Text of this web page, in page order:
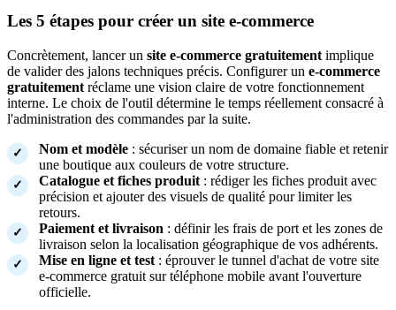
Les 5 étapes pour créer un site e-commerce
Concrètement, lancer un site e-commerce gratuitement implique
de valider des jalons techniques précis. Configurer un e-commerce
gratuitement réclame une vision claire de votre fonctionnement
interne. Le choix de l'outil détermine le temps réellement consacré à
l'administration des commandes par la suite.
Nom et modèle : sécuriser un nom de domaine fiable et retenir
une boutique aux couleurs de votre structure.
Catalogue et fiches produit : rédiger les fiches produit avec
précision et ajouter des visuels de qualité pour limiter les
retours.
Paiement et livraison : définir les frais de port et les zones de
livraison selon la localisation géographique de vos adhérents.
Mise en ligne et test : éprouver le tunnel d'achat de votre site
e-commerce gratuit sur téléphone mobile avant l'ouverture
officielle.